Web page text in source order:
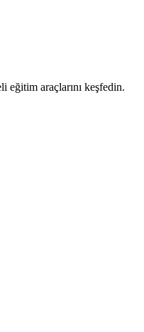
araçlarını keşfedin.